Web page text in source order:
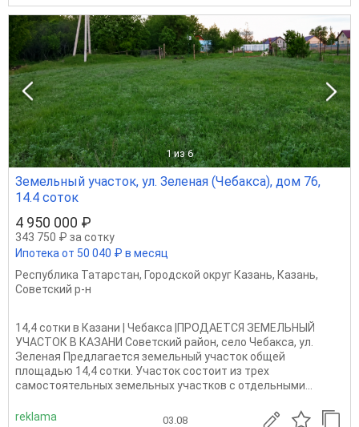
1 из 6
Земельный участок, ул. Зеленая (Чебакса), дом 76,
14.4 соток
4 950 000 ₽
343 750 ₽ за сотку
Ипотека от 50 040 ₽ в месяц
Республика Татарстан, Городской округ Казань, Казань,
Советский р-н
14,4 сотки в Казани | Чебакса |ПРОДАЕТСЯ ЗЕМЕЛЬНЫЙ
УЧАСТОК В КАЗАНИ Советский район, село Чебакса, ул.
Зеленая Предлагается земельный участок общей
площадью 14,4 сотки. Участок состоит из трех
самостоятельных земельных участков с отдельными...
reklama 03.08